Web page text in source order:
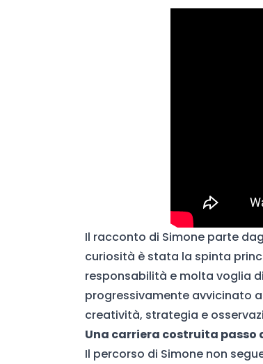
Il racconto di Simone parte
curiosità è stata la spinta
responsabilità e molta voglia
progressivamente avvicinato
creatività, strategia e
Una carriera costruita passo
Il percorso di Simone non